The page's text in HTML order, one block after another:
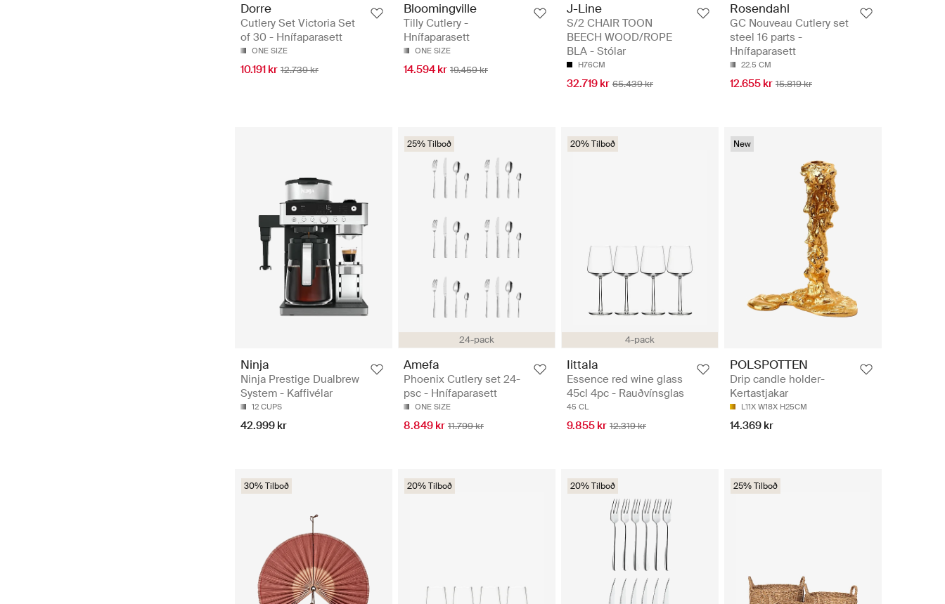
Dorre
Cutlery Set Victoria Set
of 30 - Hnífaparasett
ONE SIZE
10.191 kr 12.739 kr
Bloomingville
Tilly Cutlery -
Hnífaparasett
ONE SIZE
14.594 kr 19.459 kr
J-Line
S/2 CHAIR TOON
BEECH WOOD/ROPE
BLA - Stólar
H76CM
32.719 kr 65.439 kr
Rosendahl
GC Nouveau Cutlery set
steel 16 parts -
Hnífaparasett
22.5 CM
12.655 kr 15.819 kr
Ninja
Ninja Prestige Dualbrew
System - Kaffivélar
12 CUPS
42.999 kr
24-pack
25% Tilboð
Amefa
Phoenix Cutlery set 24-
psc - Hnífaparasett
ONE SIZE
8.849 kr 11.799 kr
4-pack
20% Tilboð
Iittala
Essence red wine glass
45cl 4pc - Rauðvínsglas
45 CL
9.855 kr 12.319 kr
New
POLSPOTTEN
Drip candle holder-
Kertastjakar
L11X W18X H25CM
14.369 kr
30% Tilboð 20% Tilboð 20% Tilboð 25% Tilboð